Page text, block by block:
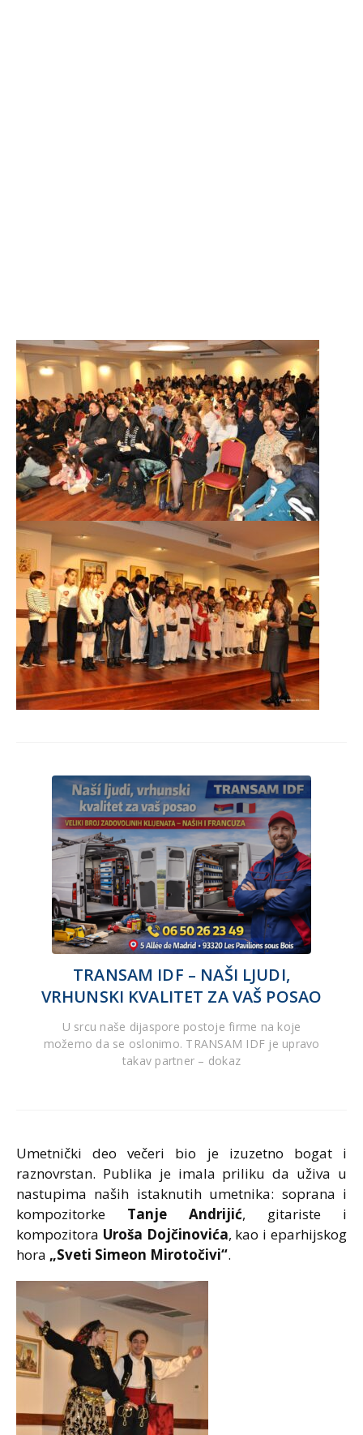
TRANSAM IDF – NAŠI LJUDI,
VRHUNSKI KVALITET ZA VAŠ POSAO
U srcu naše dijaspore postoje firme na koje
možemo da se oslonimo. TRANSAM IDF je upravo
takav partner – dokaz
Umetnički deo večeri bio je izuzetno bogat i
raznovrstan. Publika je imala priliku da uživa u
nastupima naših istaknutih umetnika: soprana i
kompozitorke Tanje Andrijić, gitariste i
kompozitora Uroša Dojčinovića, kao i eparhijskog
hora „Sveti Simeon Mirotočivi“.